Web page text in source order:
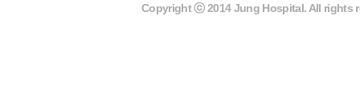
Copyright ⓒ 2014 Jung Hospital. All rights